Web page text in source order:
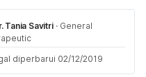
Tania Savitri · General
diperbarui 02/12/2019